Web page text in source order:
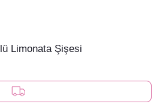
Limonata Şişesi